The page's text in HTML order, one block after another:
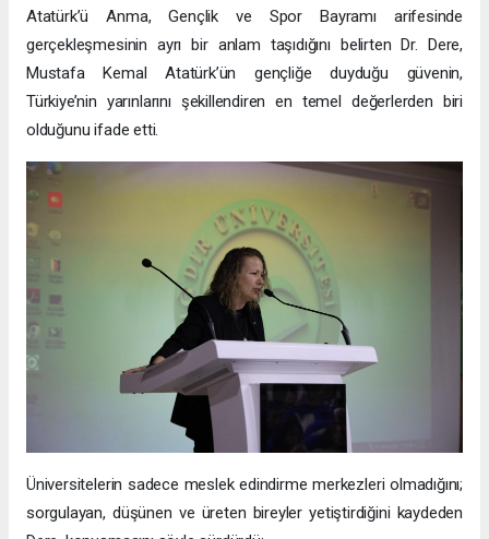
Atatürk’ü Anma, Gençlik ve Spor Bayramı arifesinde
gerçekleşmesinin ayrı bir anlam taşıdığını belirten Dr. Dere,
Mustafa Kemal Atatürk’ün gençliğe duyduğu güvenin,
Türkiye’nin yarınlarını şekillendiren en temel değerlerden biri
olduğunu ifade etti.
Üniversitelerin sadece meslek edindirme merkezleri olmadığını;
sorgulayan, düşünen ve üreten bireyler yetiştirdiğini kaydeden